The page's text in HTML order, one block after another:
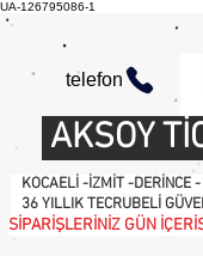
UA-126795086-1
telefon
AKSOY
KOCAELİ -İZMİT -DERİNCE
36 YILLIK TECRUBELİ
SİPARİŞLERİNİZ GÜN